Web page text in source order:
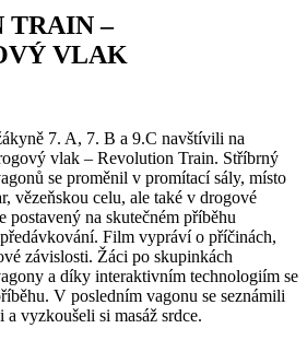
TRAIN –
VLAK
7. A, 7. B a 9.C navštívili na
vlak – Revolution Train. Stříbrný
se proměnil v promítací sály, místo
vězeňskou celu, ale také v drogové
na skutečném příběhu
Film vypráví o příčinách,
závislosti. Žáci po skupinkách
a díky interaktivním technologiím se
V posledním vagonu se seznámili
a vyzkoušeli si masáž srdce.